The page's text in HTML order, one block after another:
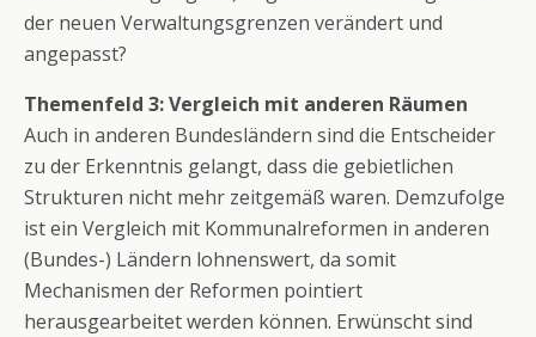
der neuen Verwaltungsgrenzen verändert und
angepasst?
Themenfeld 3: Vergleich mit anderen Räumen
Auch in anderen Bundesländern sind die Entscheider
zu der Erkenntnis gelangt, dass die gebietlichen
Strukturen nicht mehr zeitgemäß waren. Demzufolge
ist ein Vergleich mit Kommunalreformen in anderen
(Bundes-) Ländern lohnenswert, da somit
Mechanismen der Reformen pointiert
herausgearbeitet werden können. Erwünscht sind